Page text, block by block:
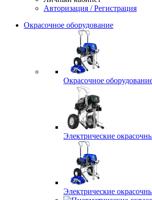
Авторизация / Регистрация
Окрасочное оборудование
Окрасочное
Электрические
Электрические